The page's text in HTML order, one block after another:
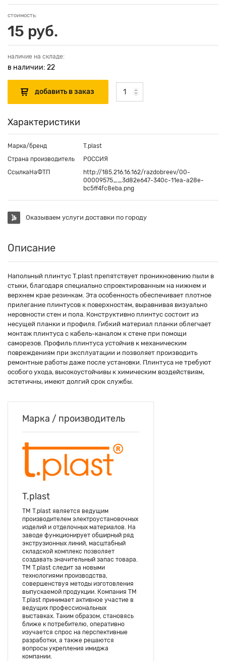
стоимость:
15 руб.
наличие на складе:
в наличии: 22
Характеристики
Марка/бренд
T.plast
Страна производитель
РОССИЯ
СсылкаНаФТП
http://185.216.16.162/razdobreev/00-
00009575__3d82e647-340c-11ea-a28e-
bc5ff4fc8eba.png
Оказываем услуги доставки по городу
Описание
Напольный плинтус T.plast препятствует проникновению пыли в
стыки, благодаря специально спроектированным на нижнем и
верхнем крае резинкам. Эта особенность обеспечивает плотное
прилегание плинтусов к поверхностям, выравнивая визуально
неровности стен и пола. Конструктивно плинтус состоит из
несущей планки и профиля. Гибкий материал планки облегчает
монтаж плинтуса с кабель-каналом к стене при помощи
саморезов. Профиль плинтуса устойчив к механическим
повреждениям при эксплуатации и позволяет производить
ремонтные работы даже после установки. Плинтуса не требуют
особого ухода, высокоустойчивы к химическим воздействиям,
эстетичны, имеют долгий срок службы.
Марка / производитель
T.plast
ТМ T.plast является ведущим
производителем электроустановочных
изделий и отделочных материалов. На
заводе функционирует обширный ряд
экструзионных линий, масштабный
складской комплекс позволяет
создавать значительный запас товара.
ТМ T.plast следит за новыми
технологиями производства,
совершенствуя методы изготовления
выпускаемой продукции. Компания ТМ
T.plast принимает активное участие в
ведущих профессиональных
выставках. Таким образом, становясь
ближе к потребителю, оперативно
изучается спрос на перспективные
разработки, а также решаются
вопросы укрепления имиджа
компании.